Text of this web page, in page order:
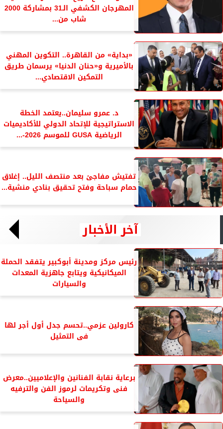
المهرجان الكشفي الـ31 بمشاركة 2000
شاب من...
«بداية» من القاهرة.. التكوين المهني
بالأميرية و«حنان الدنيا» يرسمان طريق
التمكين الاقتصادي...
د. عمرو سليمان..يعتمد الخطة
الاستراتيجية للإتحاد الدولي للأكاديميات
الرياضية GUSA للموسم 2026-...
تفتيش مفاجئ بعد منتصف الليل.. إغلاق
حمام سباحة وفتح تحقيق بنادي منشية...
آخر الأخبار
رئيس مركز ومدينة أبوكبير يتفقد الحملة
الميكانيكية ويتابع جاهزية المعدات
والسيارات
كارولين عزمي..تحسم جدل أول أجر لها
فى التمثيل
برعاية نقابة الفنانين والإعلاميين..معرض
فنى وتكريمات لرموز الفن والترفيه
والسياحة